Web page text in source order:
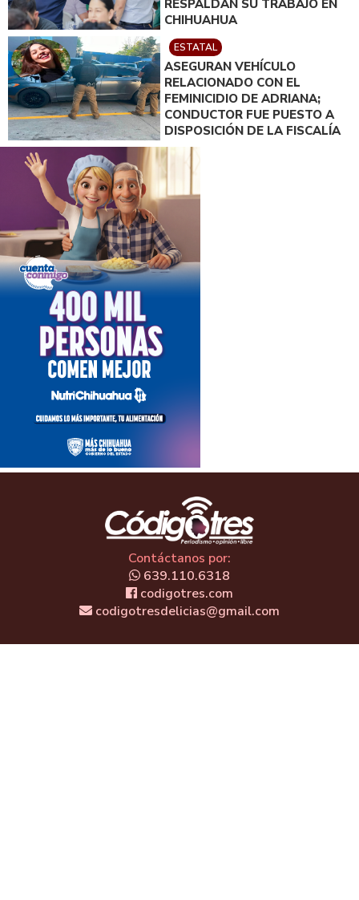
RESPALDAN SU TRABAJO EN
CHIHUAHUA
ESTATAL
ASEGURAN VEHÍCULO
RELACIONADO CON EL
FEMINICIDIO DE ADRIANA;
CONDUCTOR FUE PUESTO A
DISPOSICIÓN DE LA FISCALÍA
Contáctanos por:
639.110.6318
codigotres.com
codigotresdelicias@gmail.com